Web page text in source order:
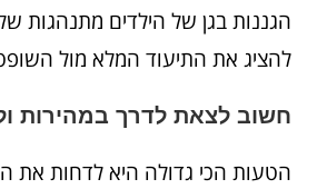
הגננות בגן של הילדים מתנהגות
להציג את התיעוד המלא מול
חשוב לצאת לדרך במהירות
הטעות הכי גדולה היא לדחות את